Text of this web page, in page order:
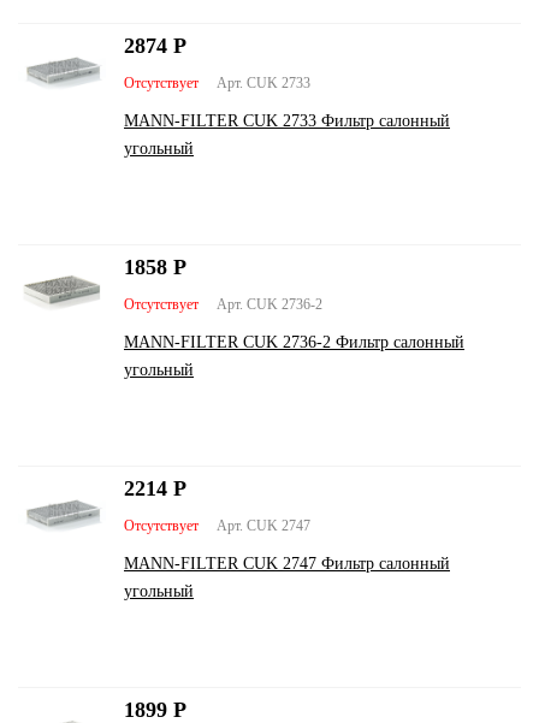
Арт. CUK 2733
Отсутствует
MANN-FILTER CUK 2733 Фильтр салонный
угольный
2874 Р
Арт. CUK 2736-2
Отсутствует
MANN-FILTER CUK 2736-2 Фильтр салонный
угольный
1858 Р
Арт. CUK 2747
Отсутствует
MANN-FILTER CUK 2747 Фильтр салонный
угольный
2214 Р
1899 Р